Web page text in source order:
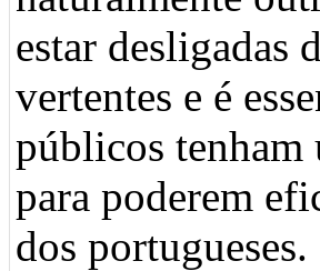
estar desligadas
vertentes e é
públicos tenham
para poderem
dos portugueses.